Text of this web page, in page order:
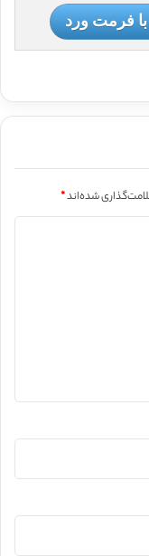
فرمت ورد
شده‌اند*